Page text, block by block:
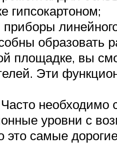
гипсокартоном;
образовать
площадке, вы
Эти
необходимо
уровни с
это самые